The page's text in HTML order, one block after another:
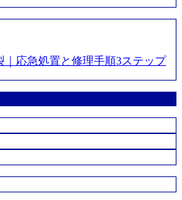
｜応急処置と修理手順3ステップ